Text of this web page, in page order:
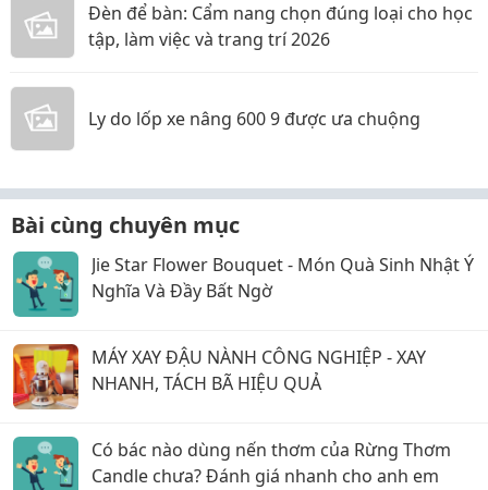
Đèn để bàn: Cẩm nang chọn đúng loại cho học
tập, làm việc và trang trí 2026
Ly do lốp xe nâng 600 9 được ưa chuộng
Bài cùng chuyên mục
Jie Star Flower Bouquet - Món Quà Sinh Nhật Ý
Nghĩa Và Đầy Bất Ngờ
MÁY XAY ĐẬU NÀNH CÔNG NGHIỆP - XAY
NHANH, TÁCH BÃ HIỆU QUẢ
Có bác nào dùng nến thơm của Rừng Thơm
Candle chưa? Đánh giá nhanh cho anh em